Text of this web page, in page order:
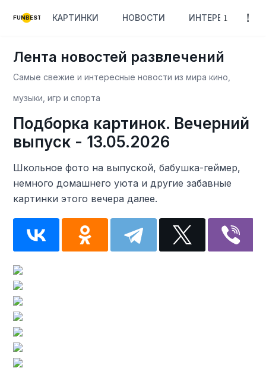
FUNBEST КАРТИНКИ НОВОСТИ ИНТЕРЕСНОЕ
Лента новостей развлечений
Самые свежие и интересные новости из мира кино,
музыки, игр и спорта
Подборка картинок. Вечерний
выпуск - 13.05.2026
Школьное фото на выпуской, бабушка-геймер,
немного домашнего уюта и другие забавные
картинки этого вечера далее.